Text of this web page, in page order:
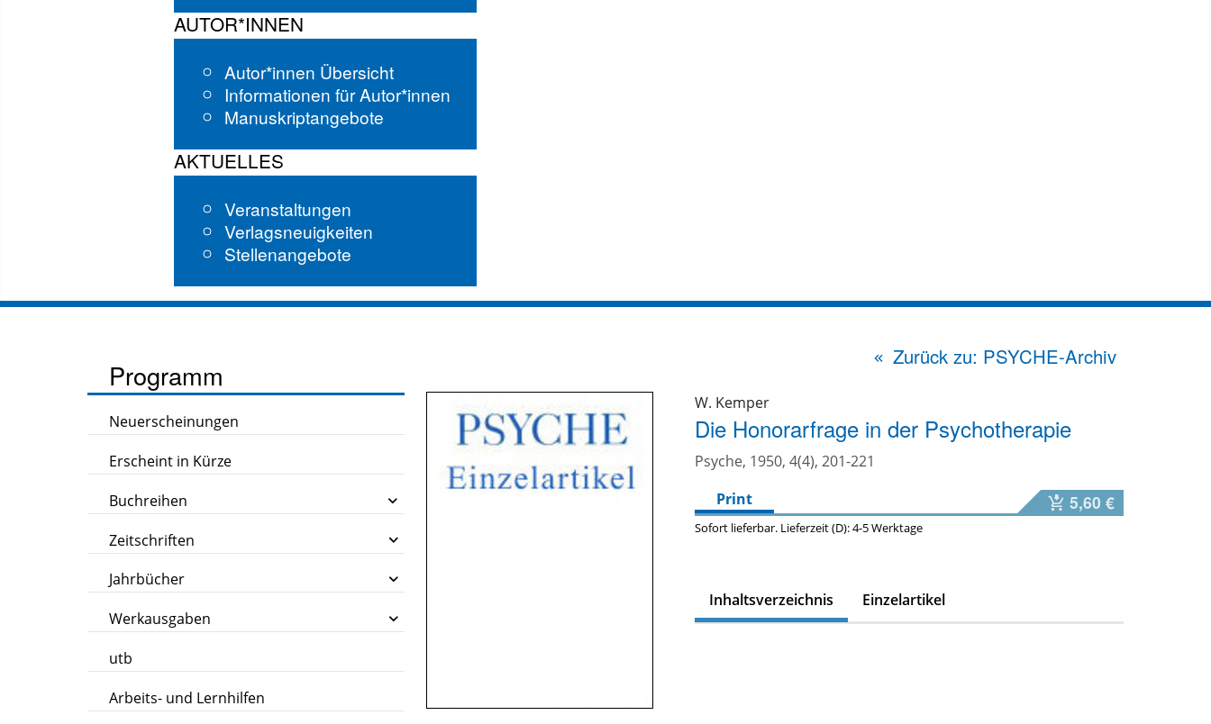
AUTOR*INNEN
Autor*innen Übersicht
Informationen für Autor*innen
Manuskriptangebote
AKTUELLES
Veranstaltungen
Verlagsneuigkeiten
Stellenangebote
Programm
Neuerscheinungen
Erscheint in Kürze
Buchreihen
Zeitschriften
Jahrbücher
Werkausgaben
utb
Arbeits- und Lernhilfen
Zurück zu: PSYCHE-Archiv
W. Kemper
Die Honorarfrage in der Psychotherapie
Psyche, 1950, 4(4), 201-221
Print
5,60 €
Sofort lieferbar. Lieferzeit (D): 4-5 Werktage
Inhaltsverzeichnis Einzelartikel